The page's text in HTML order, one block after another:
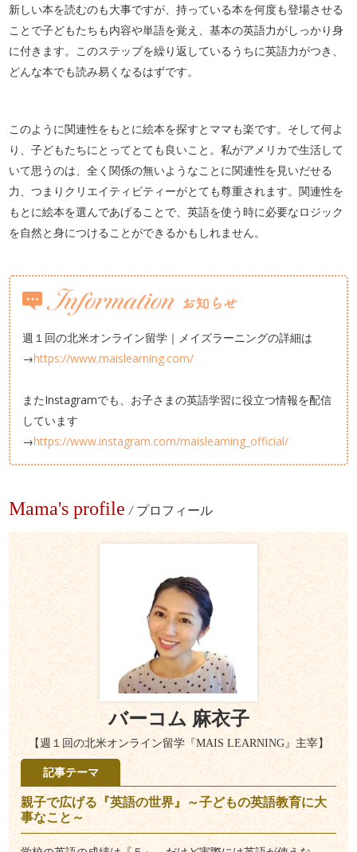
新しい本を読むのも大事ですが、持っている本を何度も登場させる
ことで子どもたちも内容や単語を覚え、基本の英語力がしっかり身
に付きます。このステップを繰り返しているうちに英語力がつき、
どんな本でも読み易くなるはずです。
このように関連性をもとに絵本を探すとママも楽です。そして何よ
り、子どもたちにとってとても良いこと。私がアメリカで生活して
いて思うのは、全く関係の無いようなことに関連性を見いだせる
力、つまりクリエイティビティーがとても尊重されます。関連性を
もとに絵本を選んであげることで、英語を使う時に必要なロジック
を自然と身につけることができるかもしれません。
週１回の北米オンライン留学｜メイズラーニングの詳細は
→https://www.maislearning.com/
またInstagramでも、お子さまの英語学習に役立つ情報を配信
しています
→https://www.instagram.com/maislearning_official/
Mama's profile / プロフィール
バーコム 麻衣子
【週１回の北米オンライン留学『MAIS LEARNING』主宰】
記事テーマ
親子で広げる『英語の世界』～子どもの英語教育に大
事なこと～